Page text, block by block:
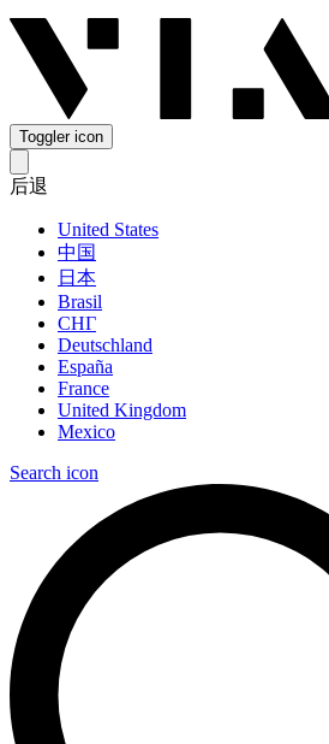
Toggler icon
后退
United States
中国
日本
Brasil
СНГ
Deutschland
España
France
United Kingdom
Mexico
Search icon